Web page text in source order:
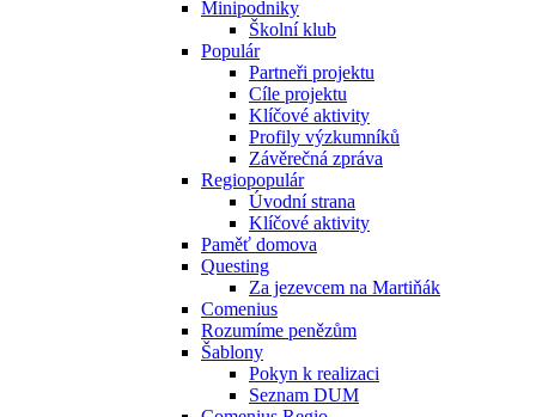
Minipodniky
Školní klub
Populár
Partneři projektu
Cíle projektu
Klíčové aktivity
Profily výzkumníků
Závěrečná zpráva
Regiopopulár
Úvodní strana
Klíčové aktivity
Paměť domova
Questing
Za jezevcem na Martiňák
Comenius
Rozumíme penězům
Šablony
Pokyn k realizaci
Seznam DUM